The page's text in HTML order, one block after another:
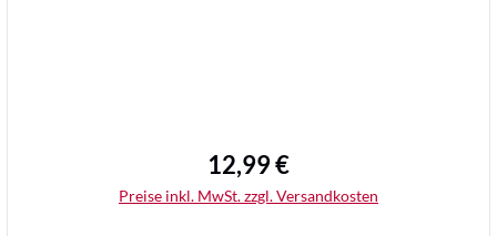
Regulärer Preis:
12,99 €
Preise inkl. MwSt. zzgl. Versandkosten